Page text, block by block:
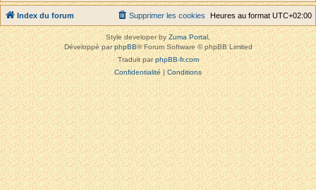
Index du forum Heures au format UTC+02:00
Supprimer les cookies
Style developer byZuma Portal,
Développé parphpBB® Forum Software © phpBB Limited
Traduit parphpBB-fr.com
Confidentialité|Conditions